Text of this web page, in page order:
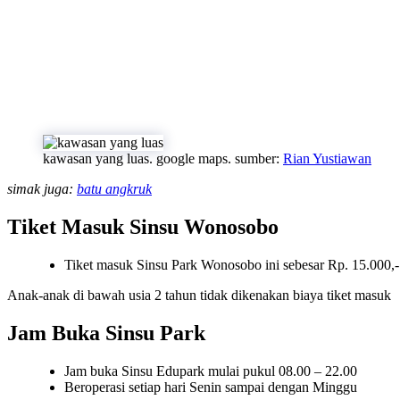
kawasan yang luas. google maps. sumber: Rian Yustiawan
simak juga: batu angkruk
Tiket Masuk Sinsu Wonosobo
Tiket masuk Sinsu Park Wonosobo ini sebesar Rp.
Anak-anak di bawah usia 2 tahun tidak dikenakan biaya tiket masuk
Jam Buka Sinsu Park
Jam buka Sinsu Edupark mulai pukul 08.00 – 22.00
Beroperasi setiap hari Senin sampai dengan Minggu